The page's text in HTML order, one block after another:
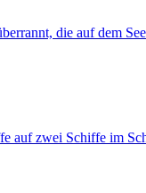
die auf dem
auf zwei Schiffe im